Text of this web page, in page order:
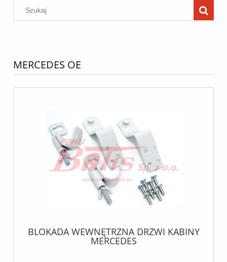
MERCEDES OE
BLOKADA WEWNĘTRZNA DRZWI KABINY
MERCEDES